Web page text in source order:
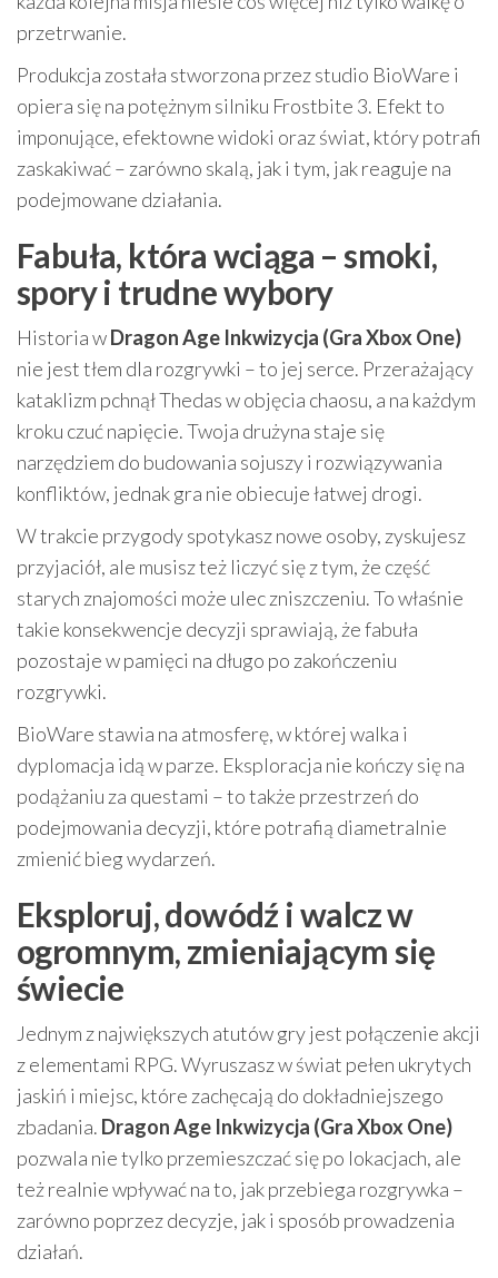
przetrwanie.
Produkcja została stworzona przez studio BioWare i
opiera się na potężnym silniku Frostbite 3. Efekt to
imponujące, efektowne widoki oraz świat, który potrafi
zaskakiwać – zarówno skalą, jak i tym, jak reaguje na
podejmowane działania.
Fabuła, która wciąga – smoki,
spory i trudne wybory
Historia wDragon Age Inkwizycja (Gra Xbox One)
nie jest tłem dla rozgrywki – to jej serce. Przerażający
kataklizm pchnął Thedas w objęcia chaosu, a na każdym
kroku czuć napięcie. Twoja drużyna staje się
narzędziem do budowania sojuszy i rozwiązywania
konfliktów, jednak gra nie obiecuje łatwej drogi.
W trakcie przygody spotykasz nowe osoby, zyskujesz
przyjaciół, ale musisz też liczyć się z tym, że część
starych znajomości może ulec zniszczeniu. To właśnie
takie konsekwencje decyzji sprawiają, że fabuła
pozostaje w pamięci na długo po zakończeniu
rozgrywki.
BioWare stawia na atmosferę, w której walka i
dyplomacja idą w parze. Eksploracja nie kończy się na
podążaniu za questami – to także przestrzeń do
podejmowania decyzji, które potrafią diametralnie
zmienić bieg wydarzeń.
Eksploruj, dowódź i walcz w
ogromnym, zmieniającym się
świecie
Jednym z największych atutów gry jest połączenie akcji
z elementami RPG. Wyruszasz w świat pełen ukrytych
jaskiń i miejsc, które zachęcają do dokładniejszego
zbadania. Dragon Age Inkwizycja (Gra Xbox One)
pozwala nie tylko przemieszczać się po lokacjach, ale
też realnie wpływać na to, jak przebiega rozgrywka –
zarówno poprzez decyzje, jak i sposób prowadzenia
działań.